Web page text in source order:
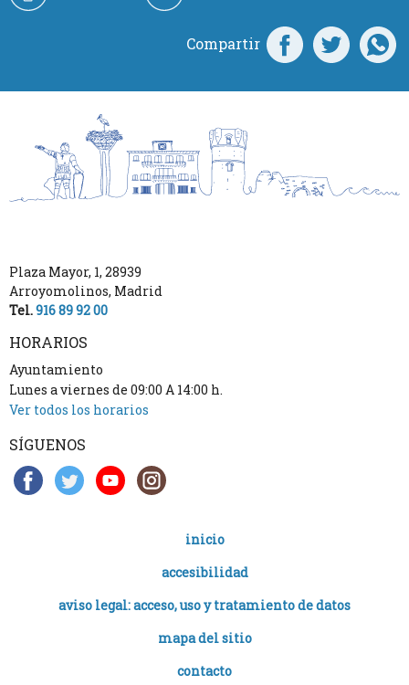
Compartir
Plaza Mayor, 1, 28939
Arroyomolinos, Madrid
Tel.916 89 92 00
HORARIOS
Ayuntamiento
Lunes a viernes de 09:00 A 14:00 h.
Ver todos los horarios
SÍGUENOS
inicio
accesibilidad
aviso legal: acceso, uso y tratamiento de datos
mapa del sitio
contacto